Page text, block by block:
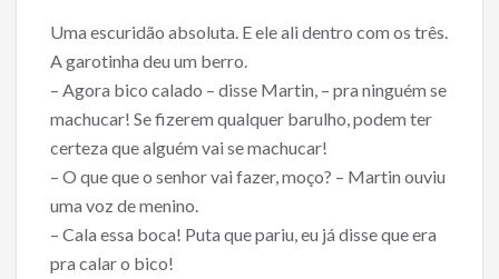
Uma escuridão absoluta. E ele ali dentro com os três.
A garotinha deu um berro.
– Agora bico calado – disse Martin, – pra ninguém se
machucar! Se fizerem qualquer barulho, podem ter
certeza que alguém vai se machucar!
– O que que o senhor vai fazer, moço? – Martin ouviu
uma voz de menino.
– Cala essa boca! Puta que pariu, eu já disse que era
pra calar o bico!